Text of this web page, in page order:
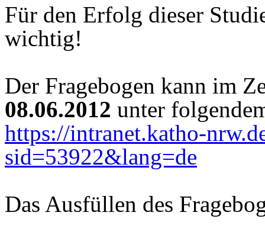
Für den Erfolg dieser
wichtig!
Der Fragebogen kann im
08.06.2012 unter
https://intranet.katho-
sid=53922&lang=de
Das Ausfüllen des